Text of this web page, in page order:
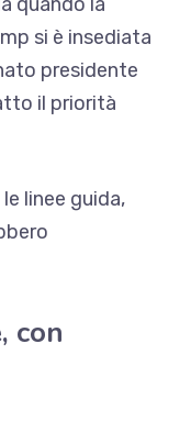
si è insediata
presidente
il priorità
le linee guida,
con